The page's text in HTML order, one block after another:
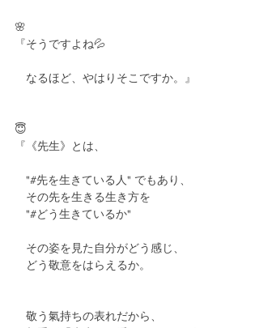
🌸
『そうですよね💦
なるほど、やはりそこですか。』
😇
『《先生》とは、
"#先を生きている人" でもあり、
その先を生きる生き方を
"#どう生きているか"
その姿を見た自分がどう感じ、
どう敬意をはらえるか。
敬う氣持ちの表れだから、